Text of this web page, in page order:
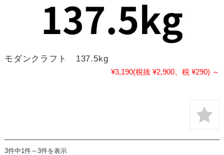
モダンクラフト 137.5kg
¥3,190(税抜 ¥2,900、税 ¥290) ～
3件中1件～3件を表示